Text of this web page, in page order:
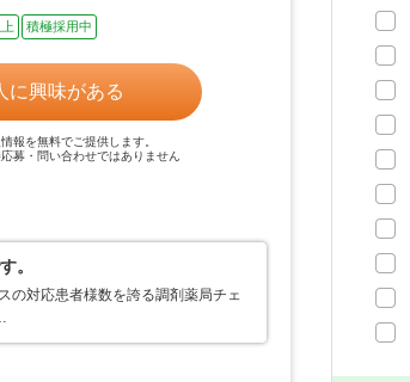
積極採用中
に興味がある
報を無料でご提供します。
募・問い合わせではありません
。
の対応患者様数を誇る調剤薬局チェ